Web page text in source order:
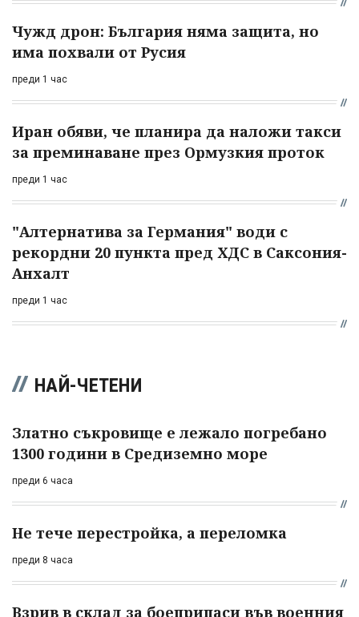
Чужд дрон: България няма защита, но
има похвали от Русия
преди 1 час
Иран обяви, че планира да наложи такси
за преминаване през Ормузкия проток
преди 1 час
"Алтернатива за Германия" води с
рекордни 20 пункта пред ХДС в Саксония-
Анхалт
преди 1 час
НАЙ-ЧЕТЕНИ
Златно съкровище е лежало погребано
1300 години в Средиземно море
преди 6 часа
Не тече перестройка, а переломка
преди 8 часа
Взрив в склад за боеприпаси във военния